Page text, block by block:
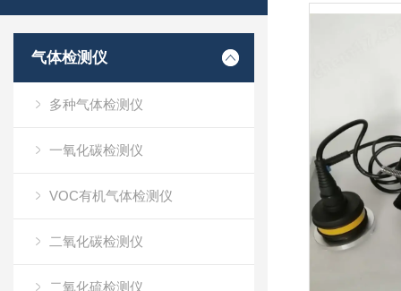
气体检测仪
多种气体检测仪
一氧化碳检测仪
VOC有机气体检测仪
二氧化碳检测仪
二氧化硫检测仪